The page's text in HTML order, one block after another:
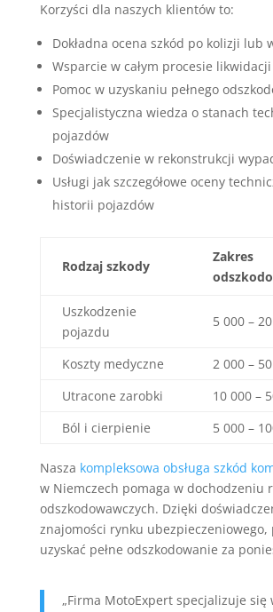
Korzyści dla naszych klientów to:
Dokładna ocena szkód po kolizji lub
Wsparcie w całym procesie
Pomoc w uzyskaniu pełnego
Specjalistyczna wiedza o stanach
pojazdów
Doświadczenie w rekonstrukcji
Usługi jak szczegółowe oceny
historii pojazdów
Rodzaj szkody
Zakres
Uszkodzenie
pojazdu
5 000 –
Koszty medyczne
2 000 –
Utracone zarobki
10 000 –
Ból i cierpienie
5 000 –
Nasza kompleksowa obsługa szkód
w Niemczech pomaga w dochodzeniu
odszkodowawczych. Dzięki
znajomości rynku ubezpieczeniowego,
uzyskać pełne odszkodowanie za
„Firma MotoExpert specjalizuje się